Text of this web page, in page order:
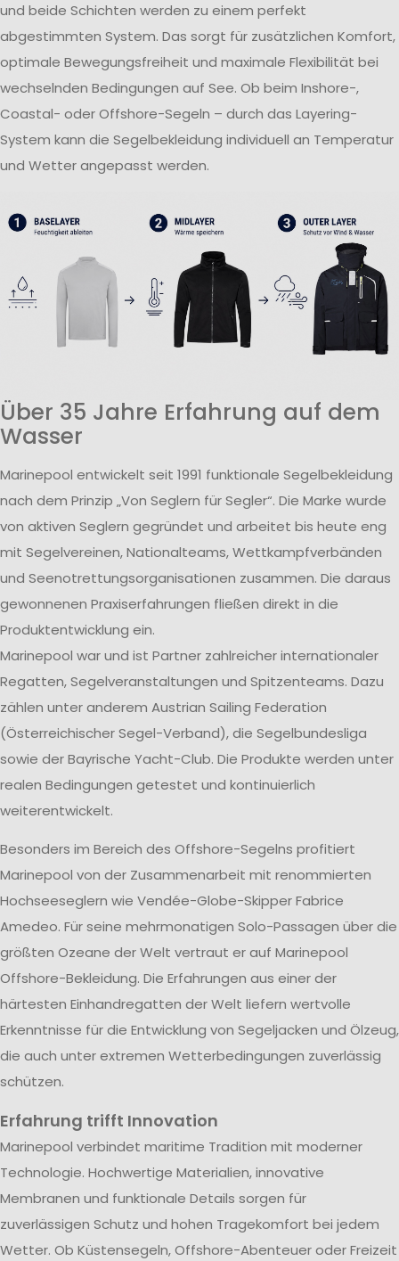
und beide Schichten werden zu einem perfekt
abgestimmten System. Das sorgt für zusätzlichen Komfort,
optimale Bewegungsfreiheit und maximale Flexibilität bei
wechselnden Bedingungen auf See. Ob beim Inshore-,
Coastal- oder Offshore-Segeln – durch das Layering-
System kann die Segelbekleidung individuell an Temperatur
und Wetter angepasst werden.
Über 35 Jahre Erfahrung auf dem
Wasser
Marinepool entwickelt seit 1991 funktionale Segelbekleidung
nach dem Prinzip „Von Seglern für Segler“. Die Marke wurde
von aktiven Seglern gegründet und arbeitet bis heute eng
mit Segelvereinen, Nationalteams, Wettkampfverbänden
und Seenotrettungsorganisationen zusammen. Die daraus
gewonnenen Praxiserfahrungen fließen direkt in die
Produktentwicklung ein.
Marinepool war und ist Partner zahlreicher internationaler
Regatten, Segelveranstaltungen und Spitzenteams. Dazu
zählen unter anderem Austrian Sailing Federation
(Österreichischer Segel-Verband), die Segelbundesliga
sowie der Bayrische Yacht-Club. Die Produkte werden unter
realen Bedingungen getestet und kontinuierlich
weiterentwickelt.
Besonders im Bereich des Offshore-Segelns profitiert
Marinepool von der Zusammenarbeit mit renommierten
Hochseeseglern wie Vendée-Globe-Skipper Fabrice
Amedeo. Für seine mehrmonatigen Solo-Passagen über die
größten Ozeane der Welt vertraut er auf Marinepool
Offshore-Bekleidung. Die Erfahrungen aus einer der
härtesten Einhandregatten der Welt liefern wertvolle
Erkenntnisse für die Entwicklung von Segeljacken und Ölzeug,
die auch unter extremen Wetterbedingungen zuverlässig
schützen.
Erfahrung trifft Innovation
Marinepool verbindet maritime Tradition mit moderner
Technologie. Hochwertige Materialien, innovative
Membranen und funktionale Details sorgen für
zuverlässigen Schutz und hohen Tragekomfort bei jedem
Wetter. Ob Küstensegeln, Offshore-Abenteuer oder Freizeit